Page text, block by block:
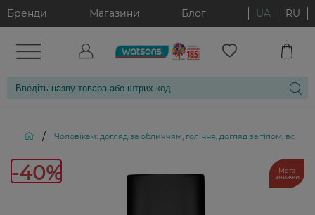
Бренди Магазини Блог UA RU
/ Чоловікам: догляд за обличчям, гоління, догляд за тілом,
-40%
Мега
знижки
-